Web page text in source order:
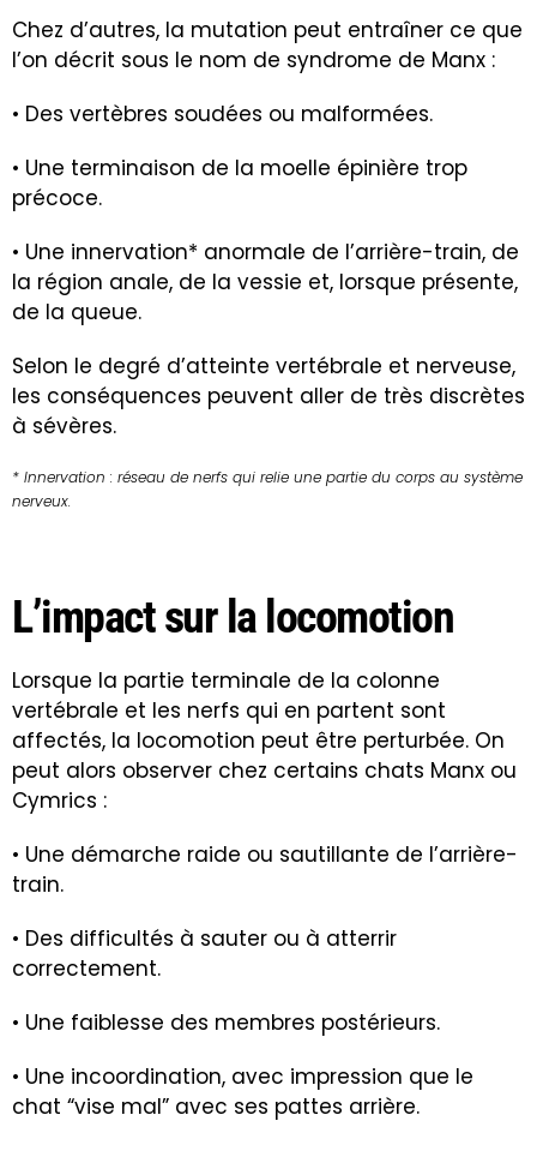
Chez d’autres, la mutation peut entraîner ce que
l’on décrit sous le nom de syndrome de Manx :
• Des vertèbres soudées ou malformées.
• Une terminaison de la moelle épinière trop
précoce.
• Une innervation* anormale de l’arrière-train, de
la région anale, de la vessie et, lorsque présente,
de la queue.
Selon le degré d’atteinte vertébrale et nerveuse,
les conséquences peuvent aller de très discrètes
à sévères.
* Innervation : réseau de nerfs qui relie une partie du corps au système
nerveux.
L’impact sur la locomotion
Lorsque la partie terminale de la colonne
vertébrale et les nerfs qui en partent sont
affectés, la locomotion peut être perturbée. On
peut alors observer chez certains chats Manx ou
Cymrics :
• Une démarche raide ou sautillante de l’arrière-
train.
• Des difficultés à sauter ou à atterrir
correctement.
• Une faiblesse des membres postérieurs.
• Une incoordination, avec impression que le
chat “vise mal” avec ses pattes arrière.